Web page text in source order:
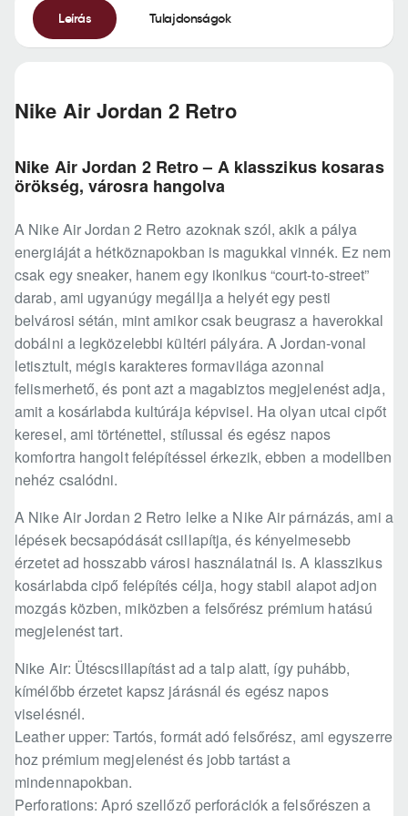
Leírás Tulajdonságok
Nike Air Jordan 2 Retro
Nike Air Jordan 2 Retro – A klasszikus kosaras
örökség, városra hangolva
A Nike Air Jordan 2 Retro azoknak szól, akik a pálya
energiáját a hétköznapokban is magukkal vinnék. Ez nem
csak egy sneaker, hanem egy ikonikus “court-to-street”
darab, ami ugyanúgy megállja a helyét egy pesti
belvárosi sétán, mint amikor csak beugrasz a haverokkal
dobálni a legközelebbi kültéri pályára. A Jordan-vonal
letisztult, mégis karakteres formavilága azonnal
felismerhető, és pont azt a magabiztos megjelenést adja,
amit a kosárlabda kultúrája képvisel. Ha olyan utcai cipőt
keresel, ami történettel, stílussal és egész napos
komfortra hangolt felépítéssel érkezik, ebben a modellben
nehéz csalódni.
A Nike Air Jordan 2 Retro lelke a Nike Air párnázás, ami a
lépések becsapódását csillapítja, és kényelmesebb
érzetet ad hosszabb városi használatnál is. A klasszikus
kosárlabda cipő felépítés célja, hogy stabil alapot adjon
mozgás közben, miközben a felsőrész prémium hatású
megjelenést tart.
Nike Air: Ütéscsillapítást ad a talp alatt, így puhább,
kímélőbb érzetet kapsz járásnál és egész napos
viselésnél.
Leather upper: Tartós, formát adó felsőrész, ami egyszerre
hoz prémium megjelenést és jobb tartást a
mindennapokban.
Perforations: Apró szellőző perforációk a felsőrészen a